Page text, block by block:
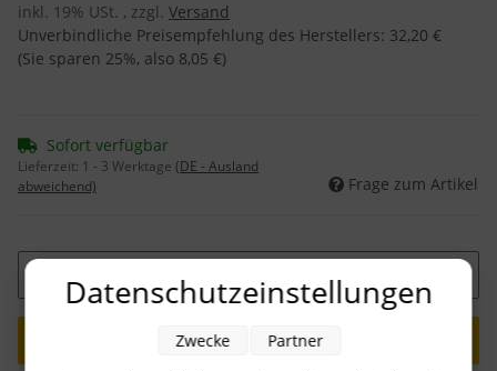
Datenschutzeinstellungen
Zwecke Partner
inkl. 19% USt. , zzgl. Versand
Unverbindliche Preisempfehlung des Herstellers: 32,20 €
(Sie sparen 25%, also 8,05 €)
Sofort verfügbar
Lieferzeit: 1 - 3 Werktage (DE - Ausland
abweichend)
Frage zum Artikel